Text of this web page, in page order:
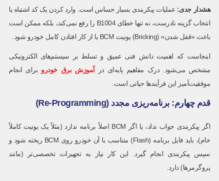
هشدار جدی: عملیات پیکربندی بسیار حساس است. وارد کردن یک کد اشتباه یا
انتخاب گزینه نادرست، نه تنها خطای B1004 را رفع نمی‌کند، بلکه ممکن است
باعث «قفل شدن» (Bricking) یونیت BCM یا از کار افتادن کامل خودرو شود.
اینجاست که اهمیت دانش فنی عمیق و تسلط بر سیستم‌های الکترونیکی
مشخص می‌شود. درک مفاهیم پایه‌ای در
آموزش برق خودرو برای انجام
موفقیت‌آمیز این فرآیندها حیاتی است.
قدم چهارم: برنامه‌ریزی مجدد (Re-Programming)
اگر پیکربندی جواب نداد، یا اگر BCM اصلاً برنامه ندارد (مثلاً یک یونیت کاملاً
خام)، باید فایل برنامه (Flash) متناسب با آن خودرو روی BCM ریخته شود و
سپس پیکربندی انجام گیرد. این کار نیاز به تجهیزات تخصصی‌تر (مانند
پروگرمرها) دارد.